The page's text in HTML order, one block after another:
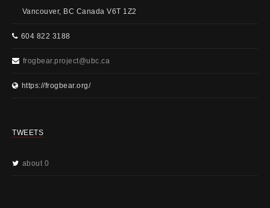
Vancouver, BC Canada V6T 1Z2
604 822 3188
frogbear.project@ubc.ca
https://frogbear.org/
TWEETS
about 0